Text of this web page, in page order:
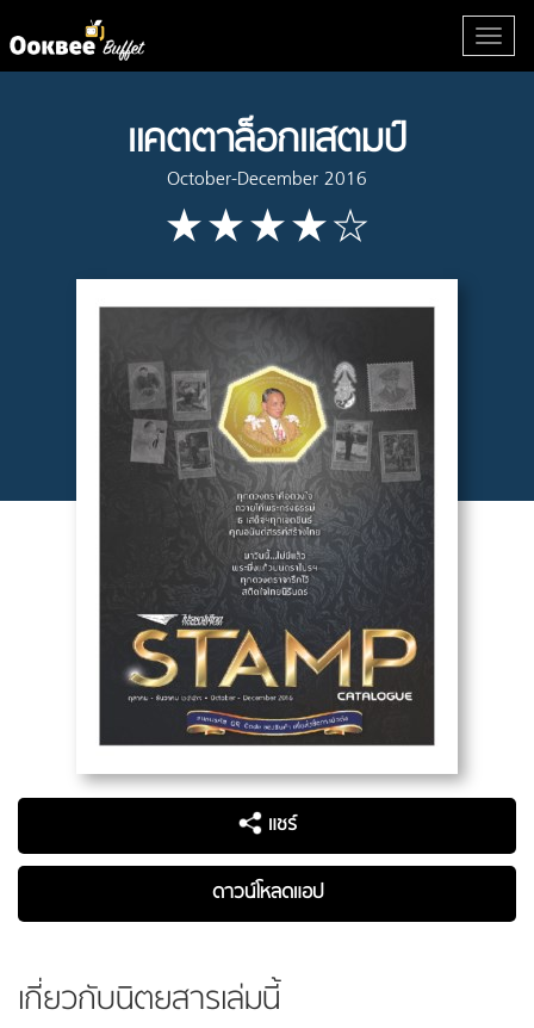
แคตตาล็อกแสตมป์
October-December 2016
แชร์
ดาวน์โหลดแอป
เกี่ยวกับนิตยสารเล่มนี้